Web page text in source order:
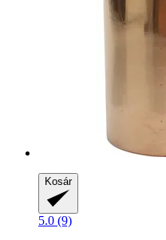
Kosár
5.0 (9)